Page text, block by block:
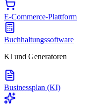
E-Commerce-Plattform
Buchhaltungssoftware
KI und Generatoren
Businessplan (KI)